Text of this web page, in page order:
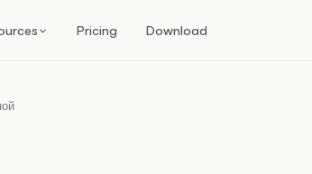
Pricing Download